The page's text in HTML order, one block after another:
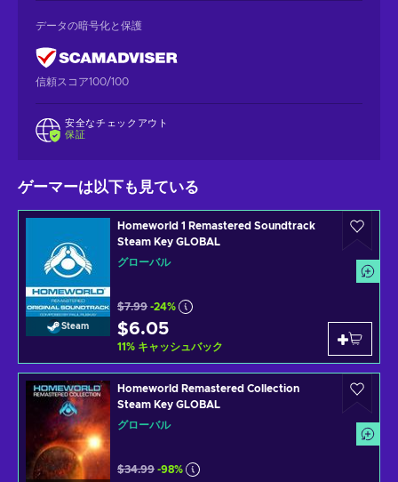
データの暗号化と保護
信頼スコア100/100
安全なチェックアウト
保証
ゲーマーは以下も見ている
Steam
Homeworld 1 Remastered Soundtrack
Steam Key GLOBAL
グローバル
$7.99 -24%
$6.05
11% キャッシュバック
Homeworld Remastered Collection
Steam Key GLOBAL
グローバル
$34.99 -98%